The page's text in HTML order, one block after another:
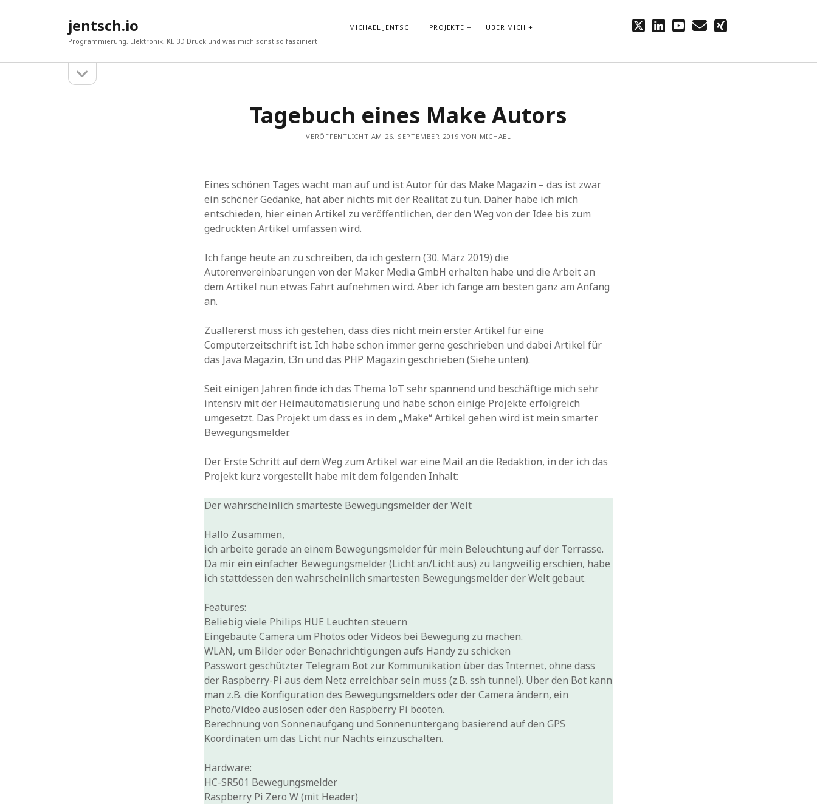
jentsch.io
Programmierung, Elektronik, KI, 3D Druck und was mich sonst so fasziniert
MICHAEL JENTSCH PROJEKTE ÜBER MICH twitterlinkedin
youtube
emailxing
öffnen
Vibe-Coding im Google AI Studio: „LyricLens“
Vom Shader zum atmosphärischen Android Hintergrund
Test von GLM-4.7-Flash in Ollama auf HP ZBook Ultra G1a mit
30-Tage-DSPy-Challenge –Tag 30: Abschluss der DSPy-
Challenge – Projektpräsentation und strategischer Ausblick
Tagebuch eines Make Autors
VERÖFFENTLICHT AM 26. SEPTEMBER 2019 VON MICHAEL
Eines schönen Tages wacht man auf und ist Autor für das Make Magazin – das ist zwar
ein schöner Gedanke, hat aber nichts mit der Realität zu tun. Daher habe ich mich
entschieden, hier einen Artikel zu veröffentlichen, der den Weg von der Idee bis zum
gedruckten Artikel umfassen wird.
Ich fange heute an zu schreiben, da ich gestern (30. März 2019) die
Autorenvereinbarungen von der Maker Media GmbH erhalten habe und die Arbeit an
dem Artikel nun etwas Fahrt aufnehmen wird. Aber ich fange am besten ganz am Anfang
an.
Zuallererst muss ich gestehen, dass dies nicht mein erster Artikel für eine
Computerzeitschrift ist. Ich habe schon immer gerne geschrieben und dabei Artikel für
das Java Magazin, t3n und das PHP Magazin geschrieben (Siehe unten).
Seit einigen Jahren finde ich das Thema IoT sehr spannend und beschäftige mich sehr
intensiv mit der Heimautomatisierung und habe schon einige Projekte erfolgreich
umgesetzt. Das Projekt um dass es in dem „Make“ Artikel gehen wird ist mein smarter
Bewegungsmelder.
Der Erste Schritt auf dem Weg zum Artikel war eine Mail an die Redaktion, in der ich das
Projekt kurz vorgestellt habe mit dem folgenden Inhalt:
Der wahrscheinlich smarteste Bewegungsmelder der Welt
Hallo Zusammen,
ich arbeite gerade an einem Bewegungsmelder für mein Beleuchtung auf der Terrasse.
Da mir ein einfacher Bewegungsmelder (Licht an/Licht aus) zu langweilig erschien, habe
ich stattdessen den wahrscheinlich smartesten Bewegungsmelder der Welt gebaut.
Features:
Beliebig viele Philips HUE Leuchten steuern
Eingebaute Camera um Photos oder Videos bei Bewegung zu machen.
WLAN, um Bilder oder Benachrichtigungen aufs Handy zu schicken
Passwort geschützter Telegram Bot zur Kommunikation über das Internet, ohne dass
der Raspberry-Pi aus dem Netz erreichbar sein muss (z.B. ssh tunnel). Über den Bot kann
man z.B. die Konfiguration des Bewegungsmelders oder der Camera ändern, ein
Photo/Video auslösen oder den Raspberry Pi booten.
Berechnung von Sonnenaufgang und Sonnenuntergang basierend auf den GPS
Koordinaten um das Licht nur Nachts einzuschalten.
Hardware:
HC-SR501 Bewegungsmelder
Raspberry Pi Zero W (mit Header)